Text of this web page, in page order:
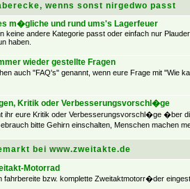
wenns sonst nirgedwo passt
m�gliche und rund ums's Lagerfeuer
keine andere Kategorie passt oder einfach nur
haben.
wieder gestellte Fragen
auch "FAQ's" genannt, wenn eure Frage mit "Wie
Kritik oder Verbesserungsvorschl�ge
ihr eure Kritik oder Verbesserungsvorschl�ge �ber
bitte Gehirn einschalten, Menschen machen
bei www.zweitakte.de
Motorrad
fahrbereite bzw. komplette Zweitaktmotorr�der